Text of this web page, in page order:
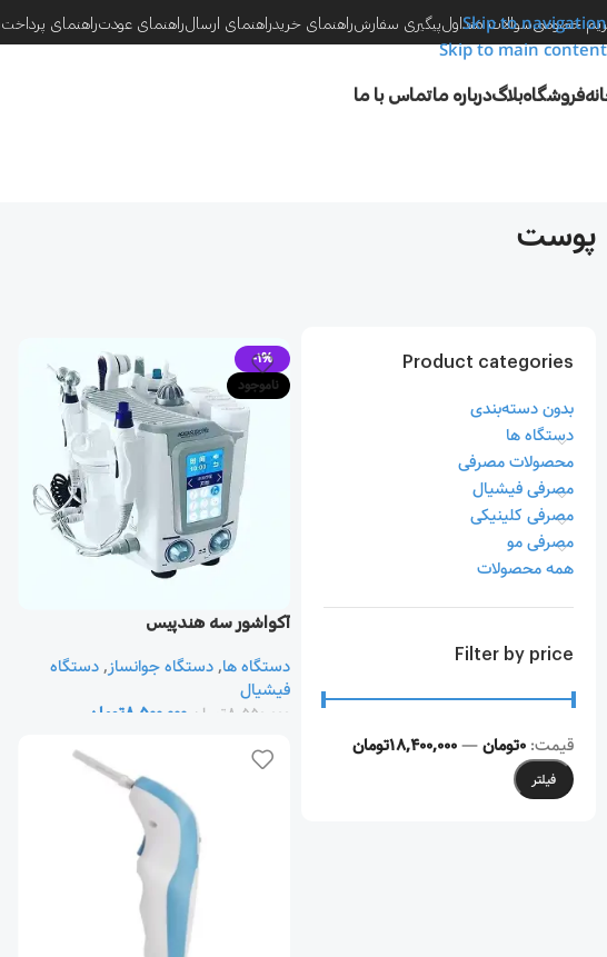
Skip to navigation
Skip to main content
خصوصیسوالات متداولپیگیری سفارشراهنمای خریدراهنمای ارسالراهنمای عودتراهنمای پرداخت
فروشگاهبلاگدرباره ماتماس با ما
پوست
Product categories
بدون دسته‌بندی
دستگاه ها
محصولات مصرفی
مصرفی فیشیال
مصرفی کلینیکی
مصرفی مو
همه محصولات
Filter by price
فیلتر
قیمت: 0تومان —18,400,000تومان
-1%
ناموجود
آکواشور سه هندپیس
دستگاه ها,دستگاه جوانساز,دستگاه
فیشیال
8,550,000تومان 8,500,000تومان